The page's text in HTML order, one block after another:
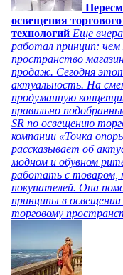
освещения
технологий Еще
работал принцип: чем
пространство
продаж. Сегодня
актуальность. На
продуманную
правильно
SR по освещению
компании «Точка
рассказывает об
модном и обувном
работать с товаром,
покупателей. Она
принципы в
торговому